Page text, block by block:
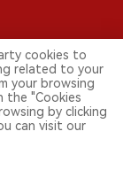
los derechos
por menores
chino
favor
cookies to
related to your
your browsing
the "Cookies
by clicking
can visit our